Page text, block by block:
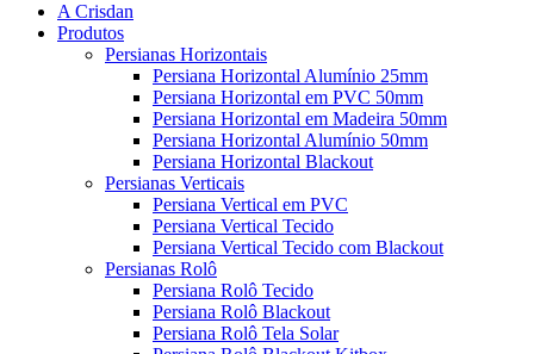
A Crisdan
Produtos
Persianas Horizontais
Persiana Horizontal Alumínio 25mm
Persiana Horizontal em PVC 50mm
Persiana Horizontal em Madeira 50mm
Persiana Horizontal Alumínio 50mm
Persiana Horizontal Blackout
Persianas Verticais
Persiana Vertical em PVC
Persiana Vertical Tecido
Persiana Vertical Tecido com Blackout
Persianas Rolô
Persiana Rolô Tecido
Persiana Rolô Blackout
Persiana Rolô Tela Solar